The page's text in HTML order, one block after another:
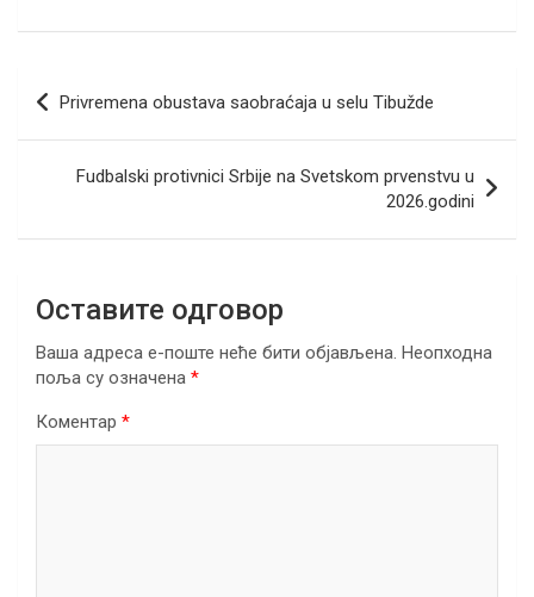
ce
o
o
k
tt ail er ke
dI
n
at
A
p
p
e
gr
a
ar
e
Кретање
чланка
Privremena obustava saobraćaja u selu Tibužde
Fudbalski protivnici Srbije na Svetskom prvenstvu u
2026.godini
Оставите одговор
Ваша адреса е-поште неће бити објављена. Неопходна
поља су означена *
Коментар *